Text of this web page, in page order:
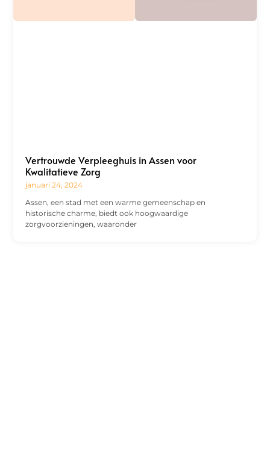
Vertrouwde Verpleeghuis in Assen voor
Kwalitatieve Zorg
januari 24, 2024
Assen, een stad met een warme gemeenschap en
historische charme, biedt ook hoogwaardige
zorgvoorzieningen, waaronder